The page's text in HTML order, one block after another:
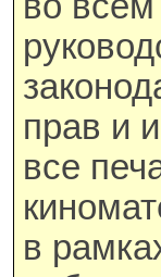
прав и
все
в